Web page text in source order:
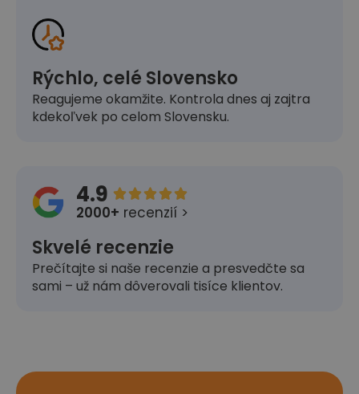
Rýchlo, celé Slovensko
Reagujeme okamžite. Kontrola dnes aj zajtra
kdekoľvek po celom Slovensku.
4.9 
2000+ recenzií >
Skvelé recenzie
Prečítajte si naše recenzie a presvedčte sa
sami – už nám dôverovali tisíce klientov.